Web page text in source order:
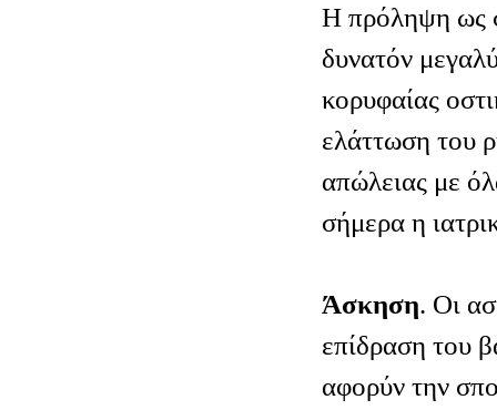
Η πρόληψη ως
δυνατόν
κορυφαίας
ελάττωση του
απώλειας με
σήμερα η
Άσκηση. Οι
επίδραση του
αφορύν την